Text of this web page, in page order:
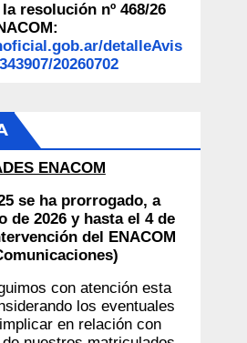
resolución nº 468/26
detalleAvis
20260702
ENACOM
se ha prorrogado, a
de 2026 y hasta el 4 de
del ENACOM
con atención esta
los eventuales
en relación con